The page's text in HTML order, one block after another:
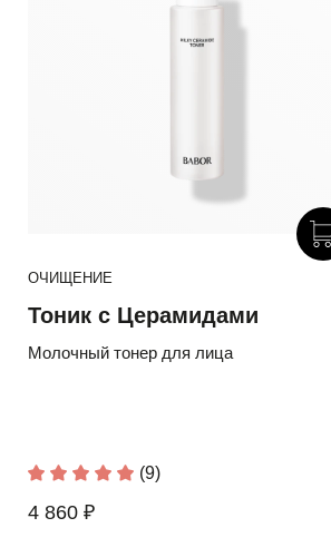
ОЧИЩЕНИЕ
Тоник с Церамидами
Молочный тонер для лица
(9)
4 860 ₽